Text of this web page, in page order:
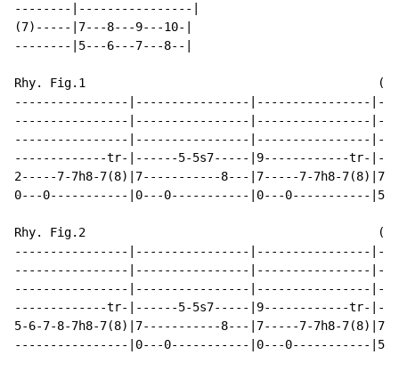
--------|----------------|
(7)-----|7---8---9---10-|
--------|5---6---7---8--|
Rhy. Fig.1                                         (end
----------------|----------------|----------------
----------------|----------------|----------------
----------------|----------------|----------------
-------------tr-|------5-5s7-----|9------------tr-
2-----7-7h8-7(8)|7-----------8---|7-----7-7h8-
0---0-----------|0---0-----------|0---0-----------
Rhy. Fig.2                                         (end
----------------|----------------|----------------
----------------|----------------|----------------
----------------|----------------|----------------
-------------tr-|------5-5s7-----|9------------tr-
5-6-7-8-7h8-7(8)|7-----------8---|7-----7-7h8-
----------------|0---0-----------|0---0-----------